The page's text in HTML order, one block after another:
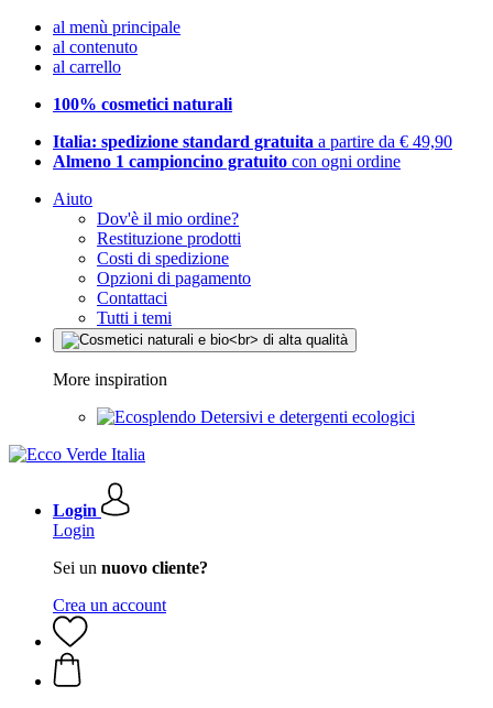
al menù principale
al contenuto
al carrello
100% cosmetici naturali
Italia: spedizione standard gratuita a partire da € 49,90
Almeno 1 campioncino gratuito con ogni ordine
Aiuto
Dov'è il mio ordine?
Restituzione prodotti
Costi di spedizione
Opzioni di pagamento
Contattaci
Tutti i temi
More inspiration
Detersivi e detergenti ecologici
Login
Login
Sei un nuovo cliente?
Crea un account